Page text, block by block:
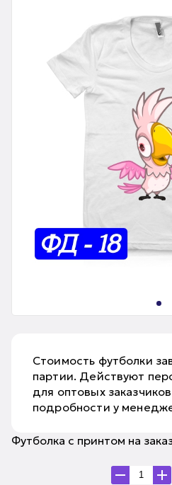
Стоимость футболки
партии. Действуют
для оптовых
подробности у
Футболка с принтом на